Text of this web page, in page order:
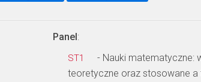
Panel:
ST1
- Nauki matematyczne:
teoretyczne oraz stosowane